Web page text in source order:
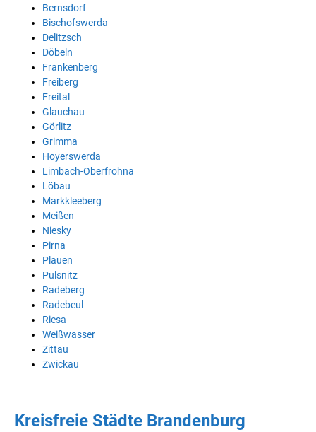
Bernsdorf
Bischofswerda
Delitzsch
Döbeln
Frankenberg
Freiberg
Freital
Glauchau
Görlitz
Grimma
Hoyerswerda
Limbach-Oberfrohna
Löbau
Markkleeberg
Meißen
Niesky
Pirna
Plauen
Pulsnitz
Radeberg
Radebeul
Riesa
Weißwasser
Zittau
Zwickau
Kreisfreie Städte Brandenburg